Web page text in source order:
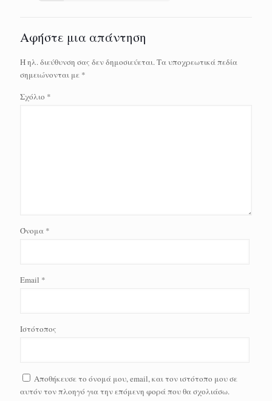
Αφήστε μια απάντηση
Η ηλ. διεύθυνση σας δεν δημοσιεύεται.Τα υποχρεωτικά πεδία
σημειώνονται με *
Σχόλιο *
Όνομα *
Email *
Ιστότοπος
Αποθήκευσε το όνομά μου, email, και τον ιστότοπο μου σε
αυτόν τον πλοηγό για την επόμενη φορά που θα σχολιάσω.